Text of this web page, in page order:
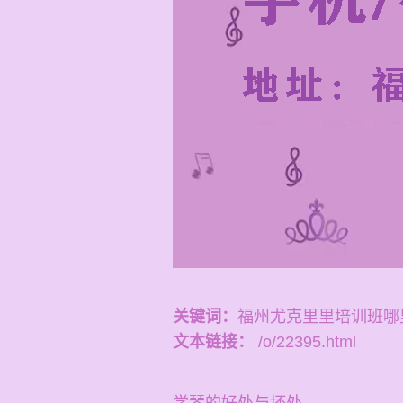
关键词： 福州尤克里里培训班哪
文本链接：
/o/22395.html